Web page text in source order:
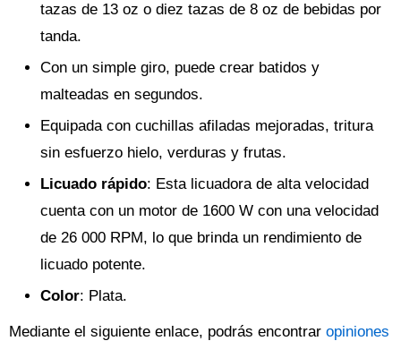
tazas de 13 oz o diez tazas de 8 oz de bebidas por
tanda.
Con un simple giro, puede crear batidos y
malteadas en segundos.
Equipada con cuchillas afiladas mejoradas, tritura
sin esfuerzo hielo, verduras y frutas.
Licuado rápido: Esta licuadora de alta velocidad
cuenta con un motor de 1600 W con una velocidad
de 26 000 RPM, lo que brinda un rendimiento de
licuado potente.
Color: Plata.
Mediante el siguiente enlace, podrás encontrar opiniones